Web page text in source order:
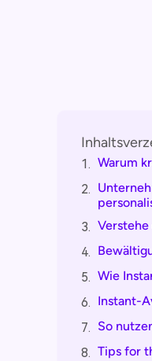
1. Warum
2.
3.
4.
5. Wie
6. Instant-
7. So
8. Tips for